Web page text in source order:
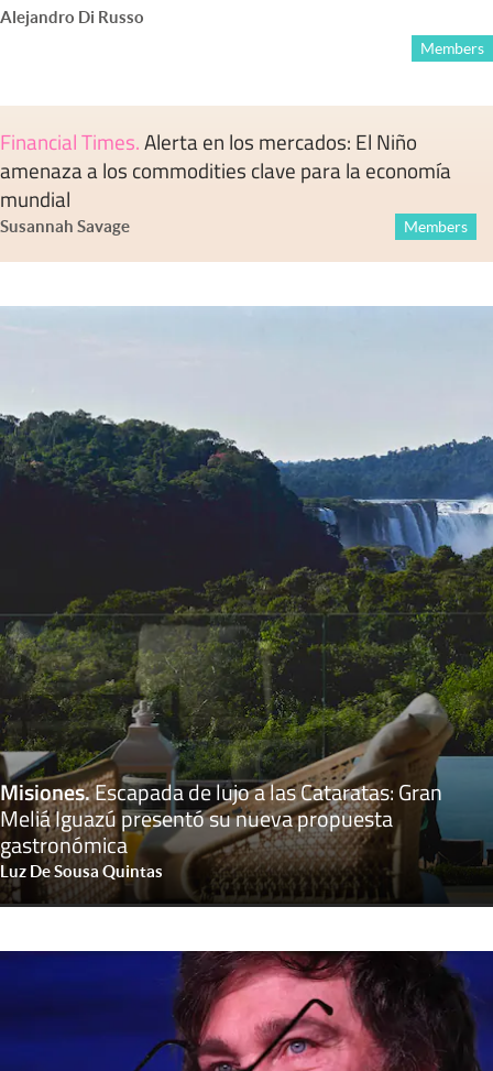
Alejandro Di Russo
Members
Financial Times.Alerta en los mercados: El Niño
amenaza a los commodities clave para la economía
mundial
Susannah Savage Members
Misiones.Escapada de lujo a las Cataratas: Gran
Meliá Iguazú presentó su nueva propuesta
gastronómica
Luz De Sousa Quintas